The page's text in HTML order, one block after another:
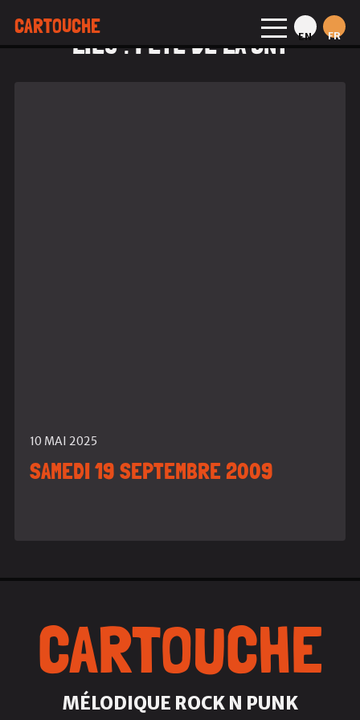
CARTOUCHE EN FR
LIEU : FÊTE DE LA CNT
10 MAI 2025
SAMEDI 19 SEPTEMBRE 2009
CARTOUCHE
MÉLODIQUE ROCK N PUNK